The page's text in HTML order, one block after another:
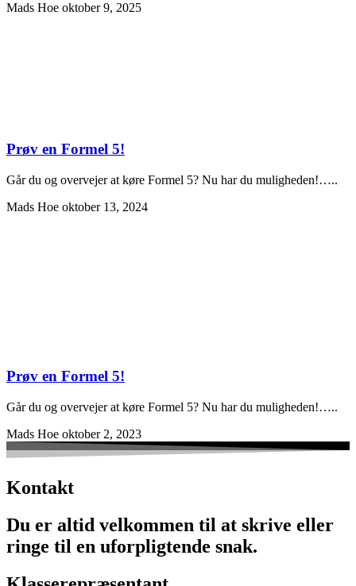
Mads Hoe oktober 9, 2025
Prøv en Formel 5!
Går du og overvejer at køre Formel 5? Nu har du muligheden!…..
Mads Hoe oktober 13, 2024
Prøv en Formel 5!
Går du og overvejer at køre Formel 5? Nu har du muligheden!…..
Mads Hoe oktober 2, 2023
Kontakt
Du er altid velkommen til at skrive eller
ringe til en uforpligtende snak.